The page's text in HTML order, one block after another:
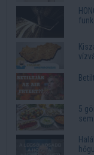
5